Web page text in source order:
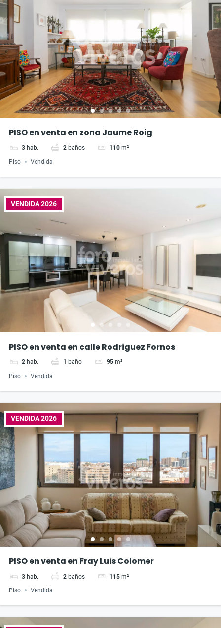
PISO en venta en zona Jaume Roig
3 hab. 2 baños 110 m²
Piso Vendida
VENDIDA 2026
PISO en venta en calle Rodriguez Fornos
2 hab. 1 baño 95 m²
Piso Vendida
VENDIDA 2026
PISO en venta en Fray Luis Colomer
3 hab. 2 baños 115 m²
Piso Vendida